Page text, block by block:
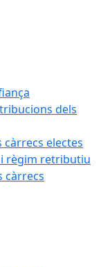
dels
càrrecs electes
i règim retributiu
càrrecs